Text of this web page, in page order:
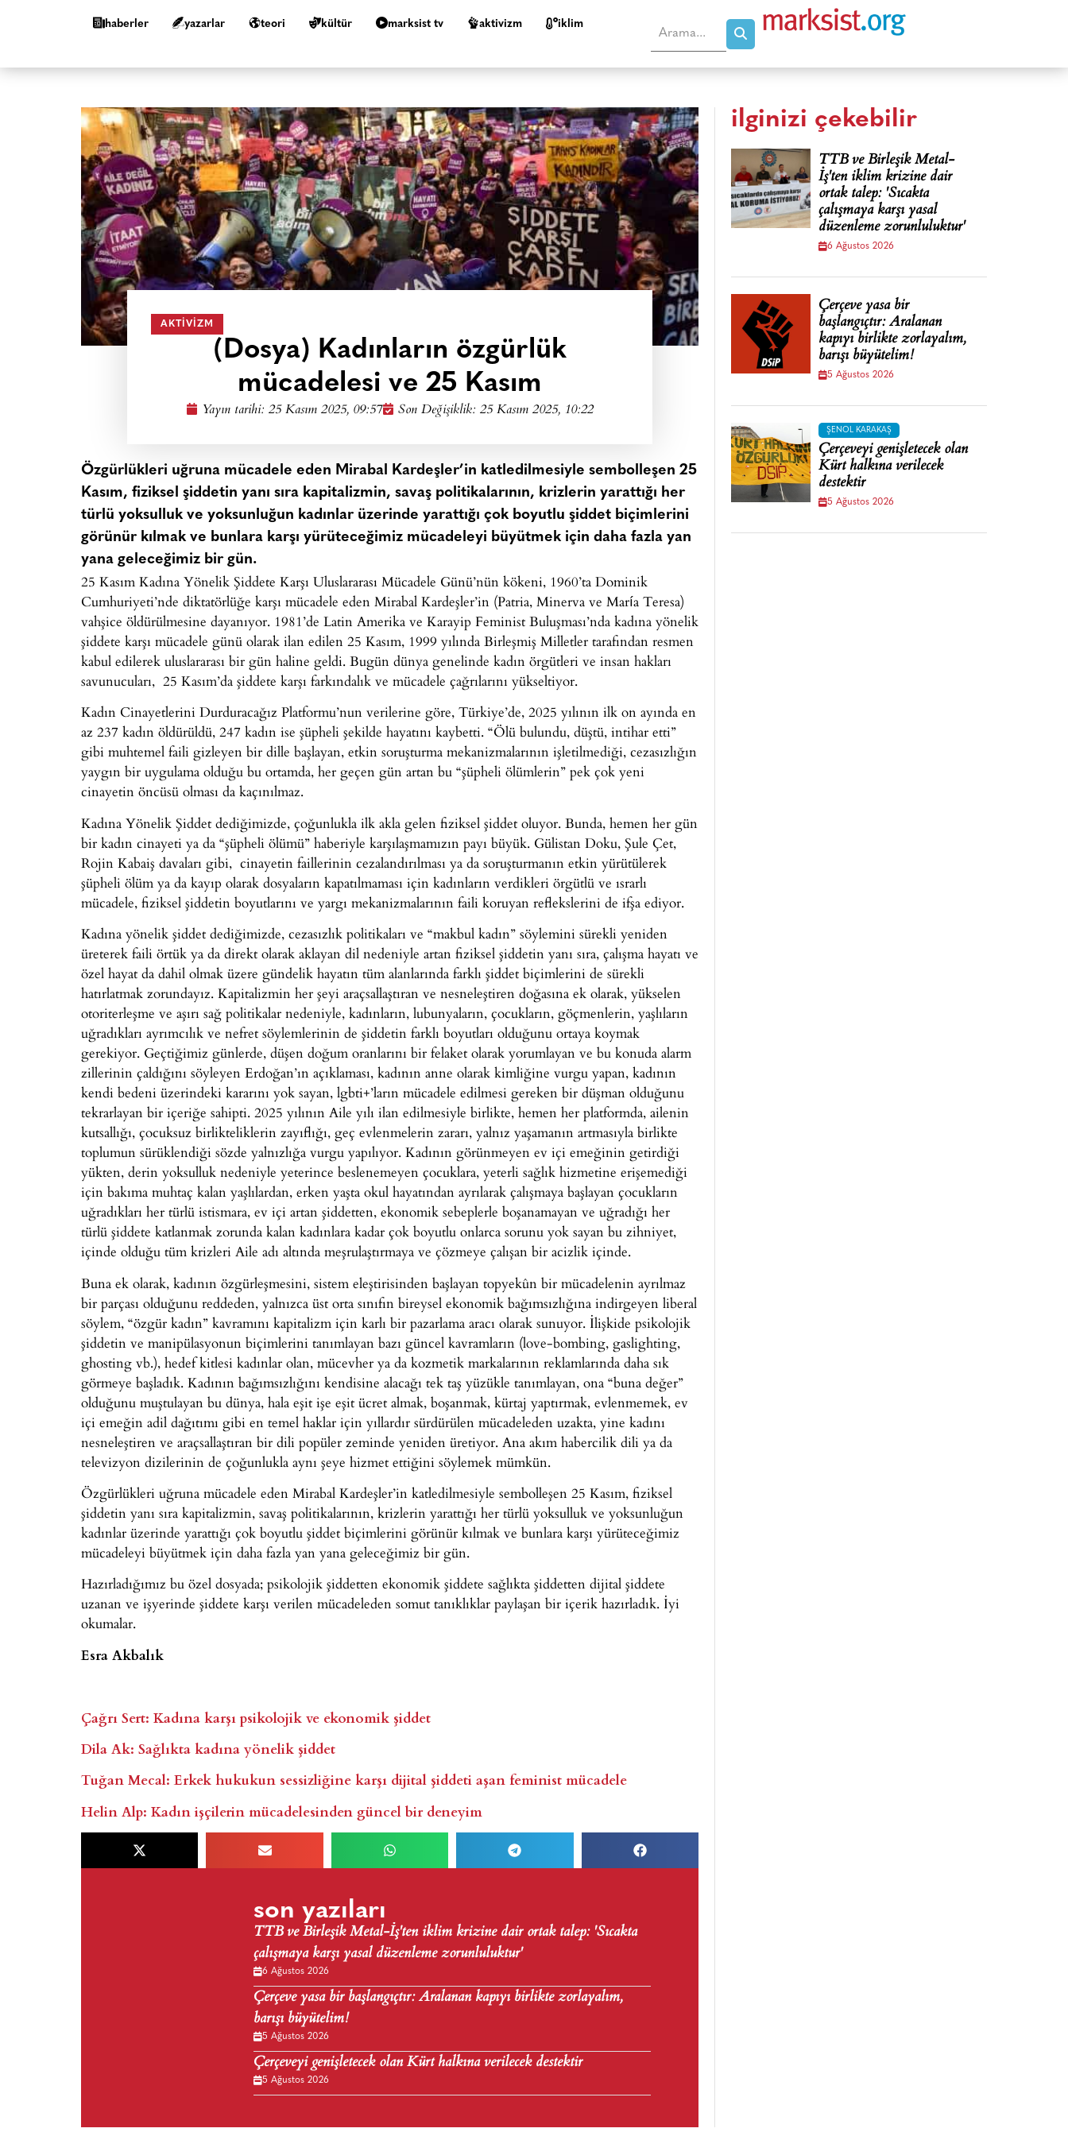
haberler yazarlar teori kültür marksist tv aktivizm i̇klim
AKTIVIZM
(Dosya) Kadınların özgürlük
mücadelesi ve 25 Kasım
Yayın tarihi: 25 Kasım 2025, 09:57 Son Değişiklik: 25 Kasım 2025, 10:22
Özgürlükleri uğruna mücadele eden Mirabal Kardeşler’in katledilmesiyle sembolleşen 25
Kasım, fiziksel şiddetin yanı sıra kapitalizmin, savaş politikalarının, krizlerin yarattığı her
türlü yoksulluk ve yoksunluğun kadınlar üzerinde yarattığı çok boyutlu şiddet biçimlerini
görünür kılmak ve bunlara karşı yürüteceğimiz mücadeleyi büyütmek için daha fazla yan
yana geleceğimiz bir gün.
25 Kasım Kadına Yönelik Şiddete Karşı Uluslararası Mücadele Günü’nün kökeni, 1960’ta Dominik
Cumhuriyeti’nde diktatörlüğe karşı mücadele eden Mirabal Kardeşler’in (Patria, Minerva ve María Teresa)
vahşice öldürülmesine dayanıyor. 1981’de Latin Amerika ve Karayip Feminist Buluşması’nda kadına yönelik
şiddete karşı mücadele günü olarak ilan edilen 25 Kasım, 1999 yılında Birleşmiş Milletler tarafından resmen
kabul edilerek uluslararası bir gün haline geldi. Bugün dünya genelinde kadın örgütleri ve insan hakları
savunucuları, 25 Kasım’da şiddete karşı farkındalık ve mücadele çağrılarını yükseltiyor.
Kadın Cinayetlerini Durduracağız Platformu’nun verilerine göre, Türkiye’de, 2025 yılının ilk on ayında en
az 237 kadın öldürüldü, 247 kadın ise şüpheli şekilde hayatını kaybetti. “Ölü bulundu, düştü, intihar etti”
gibi muhtemel faili gizleyen bir dille başlayan, etkin soruşturma mekanizmalarının işletilmediği, cezasızlığın
yaygın bir uygulama olduğu bu ortamda, her geçen gün artan bu “şüpheli ölümlerin” pek çok yeni
cinayetin öncüsü olması da kaçınılmaz.
Kadına Yönelik Şiddet dediğimizde, çoğunlukla ilk akla gelen fiziksel şiddet oluyor. Bunda, hemen her gün
bir kadın cinayeti ya da “şüpheli ölümü” haberiyle karşılaşmamızın payı büyük. Gülistan Doku, Şule Çet,
Rojin Kabaiş davaları gibi, cinayetin faillerinin cezalandırılması ya da soruşturmanın etkin yürütülerek
şüpheli ölüm ya da kayıp olarak dosyaların kapatılmaması için kadınların verdikleri örgütlü ve ısrarlı
mücadele, fiziksel şiddetin boyutlarını ve yargı mekanizmalarının faili koruyan reflekslerini de ifşa ediyor.
Kadına yönelik şiddet dediğimizde, cezasızlık politikaları ve “makbul kadın” söylemini sürekli yeniden
üreterek faili örtük ya da direkt olarak aklayan dil nedeniyle artan fiziksel şiddetin yanı sıra, çalışma hayatı ve
özel hayat da dahil olmak üzere gündelik hayatın tüm alanlarında farklı şiddet biçimlerini de sürekli
hatırlatmak zorundayız. Kapitalizmin her şeyi araçsallaştıran ve nesneleştiren doğasına ek olarak, yükselen
otoriterleşme ve aşırı sağ politikalar nedeniyle, kadınların, lubunyaların, çocukların, göçmenlerin, yaşlıların
uğradıkları ayrımcılık ve nefret söylemlerinin de şiddetin farklı boyutları olduğunu ortaya koymak
gerekiyor. Geçtiğimiz günlerde, düşen doğum oranlarını bir felaket olarak yorumlayan ve bu konuda alarm
zillerinin çaldığını söyleyen Erdoğan’ın açıklaması, kadının anne olarak kimliğine vurgu yapan, kadının
kendi bedeni üzerindeki kararını yok sayan, lgbti+’ların mücadele edilmesi gereken bir düşman olduğunu
tekrarlayan bir içeriğe sahipti. 2025 yılının Aile yılı ilan edilmesiyle birlikte, hemen her platformda, ailenin
kutsallığı, çocuksuz birlikteliklerin zayıflığı, geç evlenmelerin zararı, yalnız yaşamanın artmasıyla birlikte
toplumun sürüklendiği sözde yalnızlığa vurgu yapılıyor. Kadının görünmeyen ev içi emeğinin getirdiği
yükten, derin yoksulluk nedeniyle yeterince beslenemeyen çocuklara, yeterli sağlık hizmetine erişemediği
için bakıma muhtaç kalan yaşlılardan, erken yaşta okul hayatından ayrılarak çalışmaya başlayan çocukların
uğradıkları her türlü istismara, ev içi artan şiddetten, ekonomik sebeplerle boşanamayan ve uğradığı her
türlü şiddete katlanmak zorunda kalan kadınlara kadar çok boyutlu onlarca sorunu yok sayan bu zihniyet,
içinde olduğu tüm krizleri Aile adı altında meşrulaştırmaya ve çözmeye çalışan bir acizlik içinde.
Buna ek olarak, kadının özgürleşmesini, sistem eleştirisinden başlayan topyekûn bir mücadelenin ayrılmaz
bir parçası olduğunu reddeden, yalnızca üst orta sınıfın bireysel ekonomik bağımsızlığına indirgeyen liberal
söylem, “özgür kadın” kavramını kapitalizm için karlı bir pazarlama aracı olarak sunuyor. İlişkide psikolojik
şiddetin ve manipülasyonun biçimlerini tanımlayan bazı güncel kavramların (love-bombing, gaslighting,
ghosting vb.), hedef kitlesi kadınlar olan, mücevher ya da kozmetik markalarının reklamlarında daha sık
görmeye başladık. Kadının bağımsızlığını kendisine alacağı tek taş yüzükle tanımlayan, ona “buna değer”
olduğunu muştulayan bu dünya, hala eşit işe eşit ücret almak, boşanmak, kürtaj yaptırmak, evlenmemek, ev
içi emeğin adil dağıtımı gibi en temel haklar için yıllardır sürdürülen mücadeleden uzakta, yine kadını
nesneleştiren ve araçsallaştıran bir dili popüler zeminde yeniden üretiyor. Ana akım habercilik dili ya da
televizyon dizilerinin de çoğunlukla aynı şeye hizmet ettiğini söylemek mümkün.
Özgürlükleri uğruna mücadele eden Mirabal Kardeşler’in katledilmesiyle sembolleşen 25 Kasım, fiziksel
şiddetin yanı sıra kapitalizmin, savaş politikalarının, krizlerin yarattığı her türlü yoksulluk ve yoksunluğun
kadınlar üzerinde yarattığı çok boyutlu şiddet biçimlerini görünür kılmak ve bunlara karşı yürüteceğimiz
mücadeleyi büyütmek için daha fazla yan yana geleceğimiz bir gün.
Hazırladığımız bu özel dosyada; psikolojik şiddetten ekonomik şiddete sağlıkta şiddetten dijital şiddete
uzanan ve işyerinde şiddete karşı verilen mücadeleden somut tanıklıklar paylaşan bir içerik hazırladık. İyi
okumalar.
Esra Akbalık
Çağrı Sert: Kadına karşı psikolojik ve ekonomik şiddet
Dila Ak: Sağlıkta kadına yönelik şiddet
Tuğan Mecal: Erkek hukukun sessizliğine karşı dijital şiddeti aşan feminist mücadele
Helin Alp: Kadın işçilerin mücadelesinden güncel bir deneyim
son yazıları
TTB ve Birleşik Metal-İş'ten iklim krizine dair ortak talep: 'Sıcakta
çalışmaya karşı yasal düzenleme zorunluluktur'
6 Ağustos 2026
Çerçeve yasa bir başlangıçtır: Aralanan kapıyı birlikte zorlayalım,
barışı büyütelim!
5 Ağustos 2026
Çerçeveyi genişletecek olan Kürt halkına verilecek destektir
5 Ağustos 2026
ilginizi çekebilir
TTB ve Birleşik Metal-
İş'ten iklim krizine dair
ortak talep: 'Sıcakta
çalışmaya karşı yasal
düzenleme zorunluluktur'
6 Ağustos 2026
Çerçeve yasa bir
başlangıçtır: Aralanan
kapıyı birlikte zorlayalım,
barışı büyütelim!
5 Ağustos 2026
ŞENOL KARAKAŞ
Çerçeveyi genişletecek olan
Kürt halkına verilecek
destektir
5 Ağustos 2026